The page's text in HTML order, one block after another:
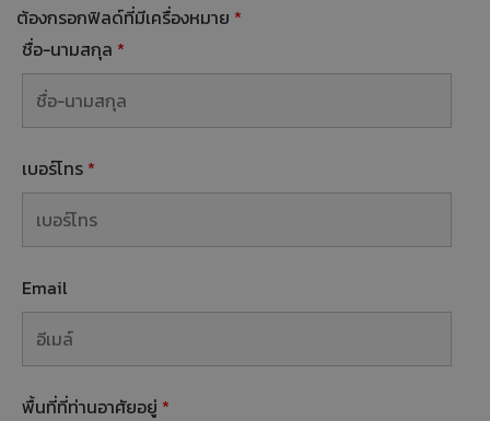
ต้องกรอกฟิลด์ที่มีเครื่องหมาย *
ชื่อ-นามสกุล *
เบอร์โทร *
Email
พื้นที่ที่ท่านอาศัยอยู่ *